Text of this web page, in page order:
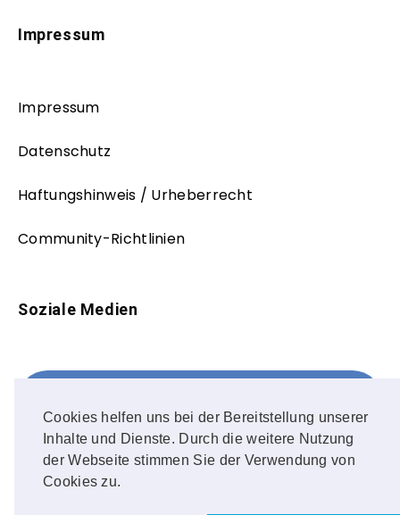
Cookies helfen uns bei der Bereitstellung unserer
Inhalte und Dienste. Durch die weitere Nutzung
der Webseite stimmen Sie der Verwendung von
Cookies zu.
Impressum
Impressum
Datenschutz
Haftungshinweis / Urheberrecht
Community-Richtlinien
Soziale Medien
FOLLOW ME!
Instagram
OUR PHOTOS!